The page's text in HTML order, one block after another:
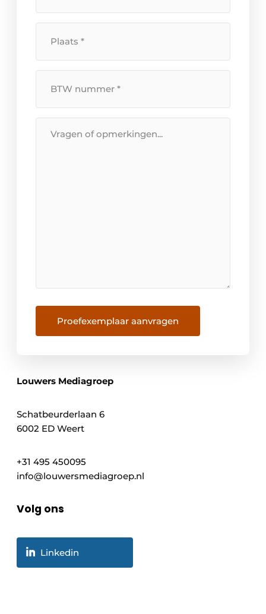
Nummer*
Proefexemplaar aanvragen
Louwers Mediagroep
Schatbeurderlaan 6
6002 ED Weert
+31 495 450095
info@louwersmediagroep.nl
Volg ons
Linkedin